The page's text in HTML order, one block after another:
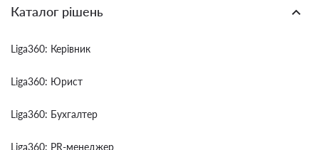
Каталог рішень
Liga360: Керівник
Liga360: Юрист
Liga360: Бухгалтер
Liga360: PR-менеджер